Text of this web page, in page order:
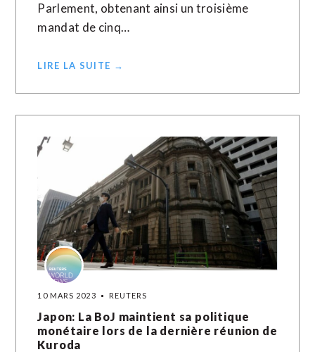
Parlement, obtenant ainsi un troisième
mandat de cinq…
LIRE LA SUITE →
10 MARS 2023 REUTERS
Japon: La BoJ maintient sa politique
monétaire lors de la dernière réunion de
Kuroda